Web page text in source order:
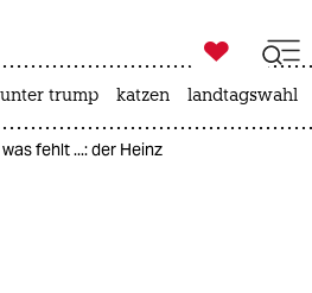
zahl ich
ich

taz zahl ich
unter trump katzen landtagswahl
was fehlt ...: der Heinz